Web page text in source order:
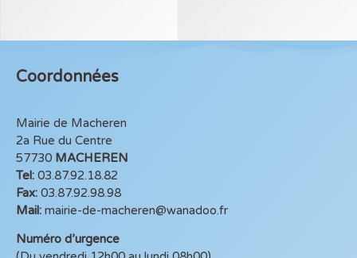
Coordonnées
Mairie de Macheren
2a Rue du Centre
57730 MACHEREN
Tel: 03.87.92.18.82
Fax: 03.87.92.98.98
Mail: mairie-de-macheren@wanadoo.fr
Numéro d’urgence